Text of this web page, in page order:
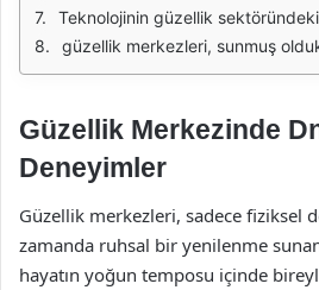
Teknolojinin güzellik sektöründeki etkisi de göz ardı edilemez. Modern güzellik merkezleri, son teknolojiyle donatılmış ekipmanlar ve ürünler kullanarak, daha etkili ve güvenli hizmetler sunmaktadır. Cilt analizi, lazer uygulamaları gibi yenilikçi yöntemler, müşterilerin
güzellik merkezleri, sunmuş oldukları göz alıcı deneyimlerle bireylerin hem fiziksel hem de ruhsal olarak yenilenmelerine yardımcı olmaktadır. Bu merkezler, sadece estetik bir hizmet sunmaktan öte, kişisel bir dönüşüm alanı
Güzellik Merkezinde
Deneyimler
Güzellik merkezleri, sadece fiziksel
zamanda ruhsal bir yenilenme
hayatın yoğun temposu içinde